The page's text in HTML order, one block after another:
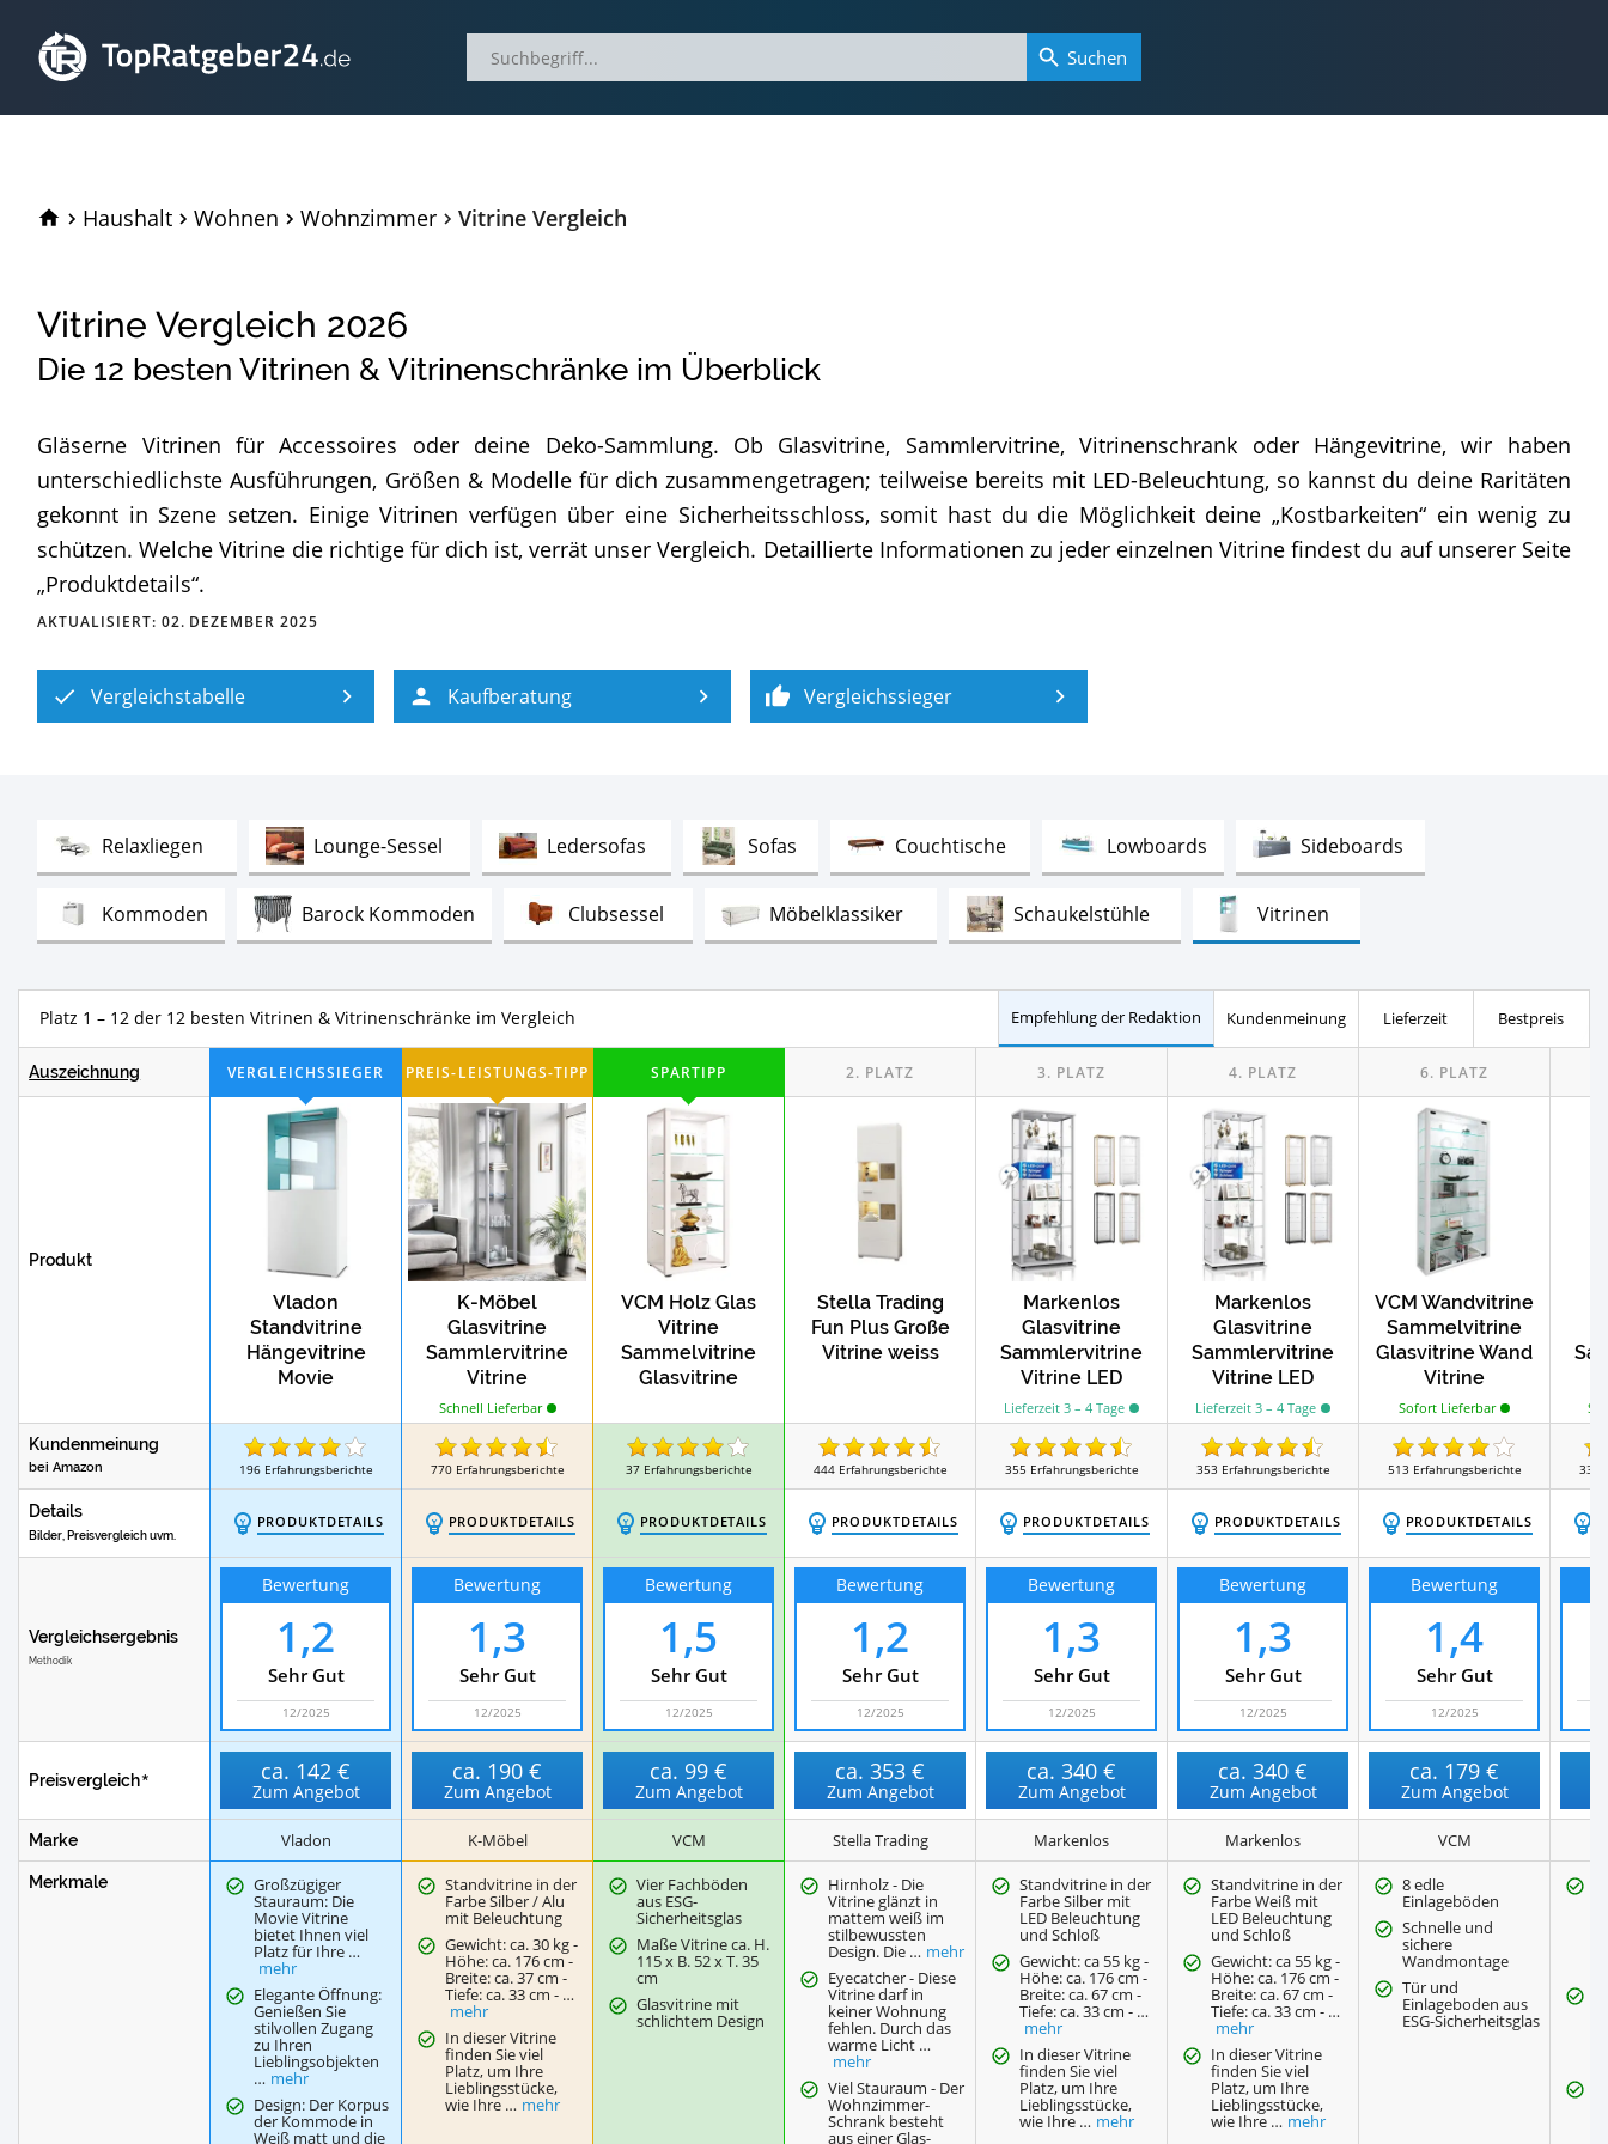
TopRatgeber24.de
Haushalt Wohnen Wohnzimmer Vitrine Vergleich
Vitrine Vergleich 2026
Die 12 besten Vitrinen & Vitrinenschränke im Überblick
Gläserne Vitrinen für Accessoires oder deine Deko-Sammlung. Ob Glasvitrine, Sammlervitrine, Vitrinenschrank oder Hängevitrine, wir haben
unterschiedlichste Ausführungen, Größen & Modelle für dich zusammengetragen; teilweise bereits mit LED-Beleuchtung, so kannst du deine Raritäten
gekonnt in Szene setzen. Einige Vitrinen verfügen über eine Sicherheitsschloss, somit hast du die Möglichkeit deine „Kostbarkeiten“ ein wenig zu
schützen. Welche Vitrine die richtige für dich ist, verrät unser Vergleich. Detaillierte Informationen zu jeder einzelnen Vitrine findest du auf unserer Seite
„Produktdetails“.
AKTUALISIERT: 02. DEZEMBER 2025
Vergleichstabelle Kaufberatung Vergleichssieger
Relaxliegen Lounge-Sessel Ledersofas Sofas CouchtischeTest Lowboards Sideboards
Kommoden Barock Kommoden Clubsessel MöbelklassikerTest SchaukelstühleTest Vitrinen
Platz 1 – 7 der 12 besten Vitrinen & Vitrinenschränke im Vergleich Empfehlung der Redaktion Kundenmeinung Lieferzeit Bestpreis
Auszeichnung
Produkt
Vladon
Standvitrine
Hängevitrine
Movie
K-Möbel
Glasvitrine
Sammlervitrine
Vitrine
Schnell Lieferbar
VCM Holz Glas
Vitrine
Sammelvitrine
Glasvitrine
Stella Trading
Fun Plus Große
Vitrine weiss
Markenlos
Glasvitrine
Sammlervitrine
Vitrine LED
beleuchtet
Schloß
Lieferzeit 3 – 4 Tage
Markenlos
Glasvitrine
Sammlervitrine
Vitrine LED
beleuchtet
Schloß
Lieferzeit 3 – 4 Tage
VCM Wandvitrine
Sammelvitrine
Glasvitrine Wand
Vitrine
Sofort Lieferbar
Kundenmeinung
bei Amazon 196 Erfahrungsberichte 770 Erfahrungsberichte 37 Erfahrungsberichte 444 Erfahrungsberichte 355 Erfahrungsberichte 353 Erfahrungsberichte 513 Erfahrungsberichte 333
Details
Bilder, Preisvergleich uvm.
PRODUKTDETAILS PRODUKTDETAILS PRODUKTDETAILS PRODUKTDETAILS PRODUKTDETAILS PRODUKTDETAILS PRODUKTDETAILS
Vergleichsergebnis
Methodik
Bewertung
1,2
Sehr Gut
12/2025
Bewertung
1,3
Sehr Gut
12/2025
Bewertung
1,5
Sehr Gut
12/2025
Bewertung
1,2
Sehr Gut
12/2025
Bewertung
1,3
Sehr Gut
12/2025
Bewertung
1,3
Sehr Gut
12/2025
Bewertung
1,4
Sehr Gut
12/2025
Preisvergleich ca. 142 €
Zum Angebot
ca. 190 €
Zum Angebot
ca. 99 €
Zum Angebot
ca.353 €
Zum Angebot
ca.340 €
Zum Angebot
ca.340 €
Zum Angebot
ca. 179 €
Zum Angebot
Marke Vladon K-Möbel VCM Stella Trading Markenlos Markenlos VCM
Merkmale Großzügiger
Stauraum: Die
Movie Vitrine
bietet Ihnen viel
Platz für Ihre …
mehr
Elegante Öffnung:
Genießen Sie
stilvollen Zugang
zu Ihren
Lieblingsobjekten
… mehr
Design: Der Korpus
der Kommode in
Weiß matt und die
Standvitrine in der
Farbe Silber / Alu
mit Beleuchtung
Gewicht: ca. 30 kg -
Höhe: ca. 176 cm -
Breite: ca. 37 cm -
Tiefe: ca. 33 cm - …
mehr
In dieser Vitrine
finden Sie viel
Platz, um Ihre
Lieblingsstücke,
wie Ihre … mehr
Vier Fachböden
aus ESG-
Sicherheitsglas
Maße Vitrine ca. H.
115 x B. 52 x T. 35
cm
Glasvitrine mit
schlichtem Design
Hirnholz - Die
Vitrine glänzt in
mattem weiß im
stilbewussten
Design. Die … mehr
Eyecatcher - Diese
Vitrine darf in
keiner Wohnung
fehlen. Durch das
warme Licht …
mehr
Viel Stauraum - Der
Wohnzimmer-
Schrank besteht
aus einer Glas-
Standvitrine in der
Farbe Silber mit
LED Beleuchtung
und Schloß
Gewicht: ca 55 kg -
Höhe: ca. 176 cm -
Breite: ca. 67 cm -
Tiefe: ca. 33 cm - …
mehr
In dieser Vitrine
finden Sie viel
Platz, um Ihre
Lieblingsstücke,
wie Ihre … mehr
Standvitrine in der
Farbe Weiß mit
LED Beleuchtung
und Schloß
Gewicht: ca 55 kg -
Höhe: ca. 176 cm -
Breite: ca. 67 cm -
Tiefe: ca. 33 cm - …
mehr
In dieser Vitrine
finden Sie viel
Platz, um Ihre
Lieblingsstücke,
wie Ihre … mehr
8 edle
Einlageböden
Schnelle und
sichere
Wandmontage
Tür und
Einlageboden aus
ESG-Sicherheitsglas
Suchen